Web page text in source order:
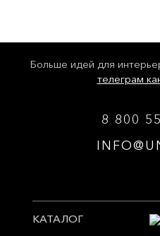
Больше идей для
телеграм
8 800
КАТАЛОГ